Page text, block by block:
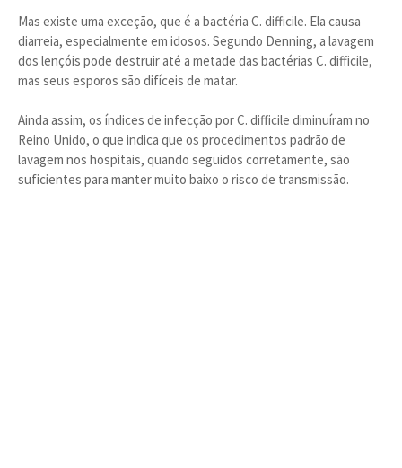
Mas existe uma exceção, que é a bactéria C. difficile. Ela causa
diarreia, especialmente em idosos. Segundo Denning, a lavagem
dos lençóis pode destruir até a metade das bactérias C. difficile,
mas seus esporos são difíceis de matar.
Ainda assim, os índices de infecção por C. difficile diminuíram no
Reino Unido, o que indica que os procedimentos padrão de
lavagem nos hospitais, quando seguidos corretamente, são
suficientes para manter muito baixo o risco de transmissão.